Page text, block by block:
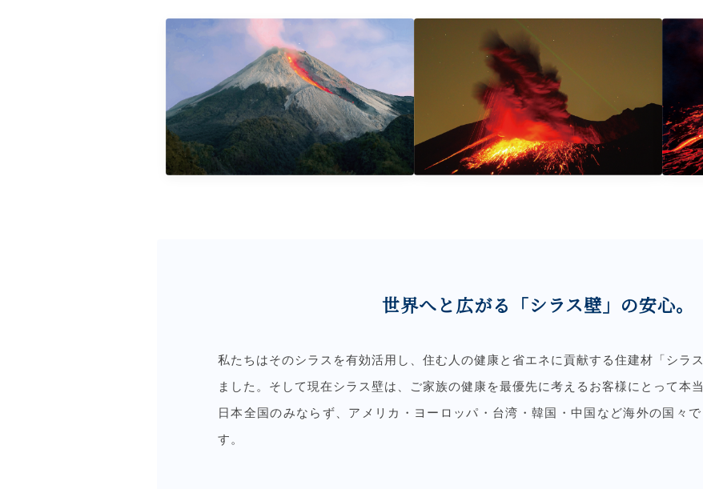
世界へと広がる「シラス壁」の安心。
私たちはそのシラスを有効活用し、住む人の健康と省エネに貢献する住建材「シラ
ました。そして現在シラス壁は、ご家族の健康を最優先に考えるお客様にとって本
日本全国のみならず、アメリカ・ヨーロッパ・台湾・韓国・中国など海外の国々
す。